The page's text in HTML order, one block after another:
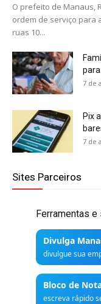
O prefeito de Manaus,
ordem de serviço para
ruas 10...
7 de
Pix
7 de
Sites Parceiros
Ferramentas
Divulga
divulgue sua
Bloco de
escreva rápido